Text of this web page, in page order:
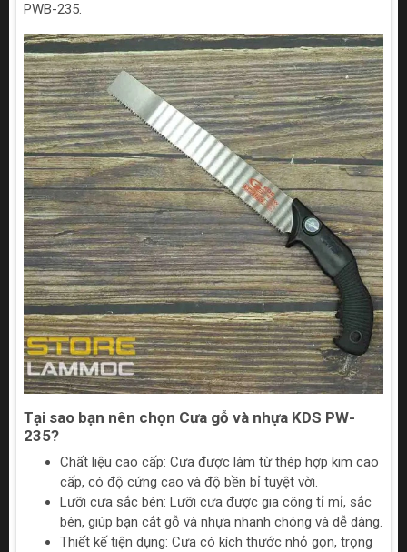
PWB-235.
Tại sao bạn nên chọn Cưa gỗ và nhựa KDS PW-
235?
Chất liệu cao cấp: Cưa được làm từ thép hợp kim cao
cấp, có độ cứng cao và độ bền bỉ tuyệt vời.
Lưỡi cưa sắc bén: Lưỡi cưa được gia công tỉ mỉ, sắc
bén, giúp bạn cắt gỗ và nhựa nhanh chóng và dễ dàng.
Thiết kế tiện dụng: Cưa có kích thước nhỏ gọn, trọng